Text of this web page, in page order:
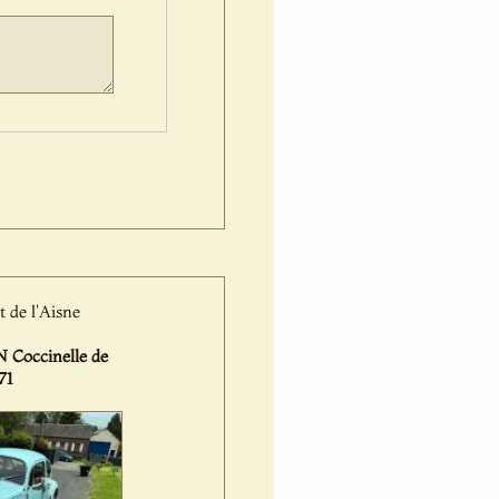
de l'Aisne
Coccinelle de